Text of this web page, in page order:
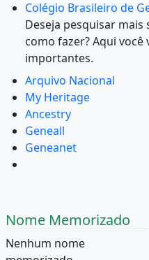
Colégio Brasileiro de
Deseja pesquisar
como fazer? Aqui
importantes.
Arquivo Nacional
My Heritage
Ancestry
Geneall
Geneanet
Nome Memorizado
Nenhum nome